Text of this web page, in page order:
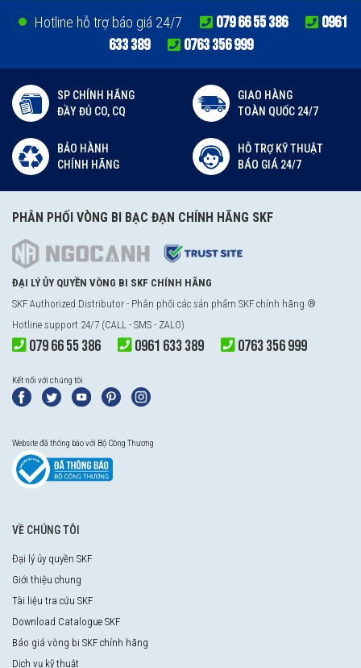
Hotline hỗ trợ báo giá 24/7 079 66 55 386
0961
633 389
0763 356 999
SP CHÍNH HÃNG
ĐẦY ĐỦ CO, CQ
GIAO HÀNG
TOÀN QUỐC 24/7
BẢO HÀNH
CHÍNH HÃNG
HỖ TRỢ KỸ THUẬT
BÁO GIÁ 24/7
PHÂN PHỐI VÒNG BI BẠC ĐẠN CHÍNH HÃNG SKF
ĐẠI LÝ ỦY QUYỀN VÒNG BI SKF CHÍNH HÃNG
SKF Authorized Distributor - Phân phối các sản phẩm SKF chính hãng ®
Hotline support 24/7 (CALL - SMS - ZALO)
079 66 55 386 0961 633 389 0763 356 999
Kết nối với chúng tôi
Website đã thông báo với Bộ Công Thương
VỀ CHÚNG TÔI
Đại lý ủy quyền SKF
Giới thiệu chung
Tài liệu tra cứu SKF
Download Catalogue SKF
Báo giá vòng bi SKF chính hãng
Dịch vụ kỹ thuật